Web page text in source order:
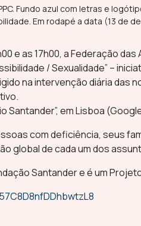
e as 17h00, a Federação
/ Sexualidade” –
na intervenção diária das
Santander”, em Lisboa
com deficiência, seus
global de cada um dos
Santander e é um